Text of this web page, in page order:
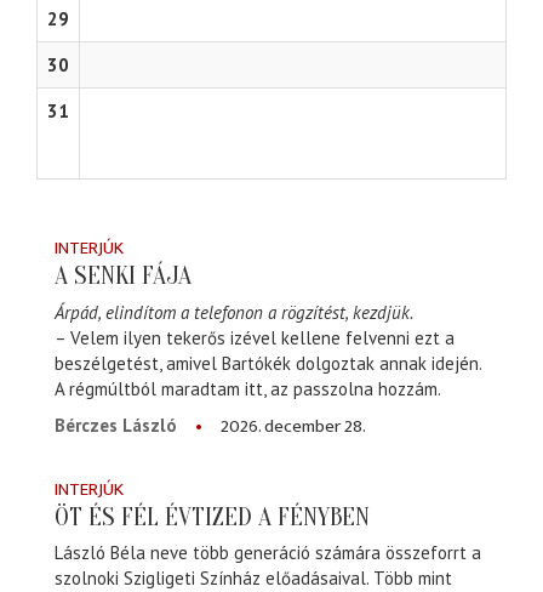
29
30
31
INTERJÚK
A SENKI FÁJA
Árpád, elindítom a telefonon a rögzítést, kezdjük.
– Velem ilyen tekerős izével kellene felvenni ezt a
beszélgetést, amivel Bartókék dolgoztak annak idején.
A régmúltból maradtam itt, az passzolna hozzám.
Bérczes László
2026. december 28.
INTERJÚK
ÖT ÉS FÉL ÉVTIZED A FÉNYBEN
László Béla neve több generáció számára összeforrt a
szolnoki Szigligeti Színház előadásaival. Több mint